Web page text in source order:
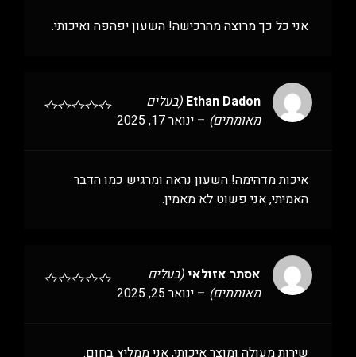
אני כל כך מרוצה מהרכישה! השעון יפהפה ואיכותי.
Ethan Dadon (בעלים
מאומתים) – ינואר 17, 2025
איכות מדהימה! השעון נראה ומרגיש כמו הדבר
האמיתי, אני פשוט לא מאמין.
אסתר אזולאי(בעלים
מאומתים) – ינואר 25, 2025
שירות מעולה ומוצר איכותי, אני ממליץ בחום.